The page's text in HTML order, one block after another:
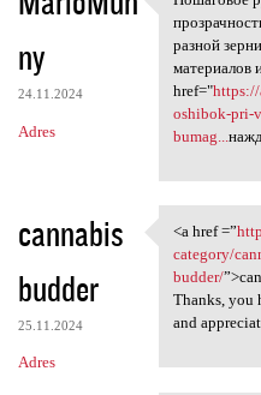
ny
24.11.2024
Adres
разной
материалов
href="
oshibok-pri-
bumag...
cannabis
budder
25.11.2024
Adres
<a href
<a href =”
category/
budder/
Thanks, you
and